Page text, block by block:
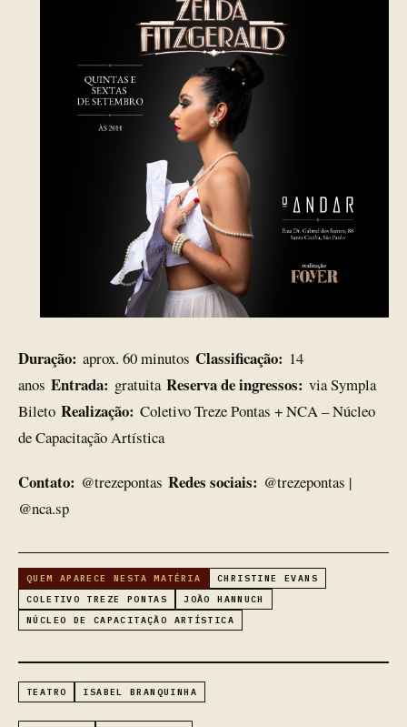
Duração: aprox. 60 minutos Classificação: 14
anos Entrada: gratuita Reserva de ingressos: via Sympla
Bileto Realização: Coletivo Treze Pontas + NCA – Núcleo
de Capacitação Artística
Contato: @trezepontas Redes sociais: @trezepontas |
@nca.sp
QUEM APARECE NESTA MATÉRIA
CHRISTINE EVANS
COLETIVO TREZE PONTAS
JOÃO HANNUCH
NÚCLEO DE CAPACITAÇÃO ARTÍSTICA
TEATRO ISABEL BRANQUINHA